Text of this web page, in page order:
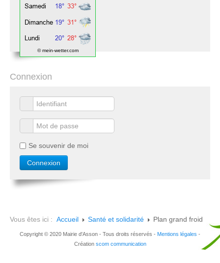
© mein-wetter.com
Connexion
Se souvenir de moi
Vous êtes ici : Accueil Santé et solidarité Plan grand froid
Copyright © 2020 Mairie d'Asson - Tous droits réservés - Mentions légales -
Création scom communication